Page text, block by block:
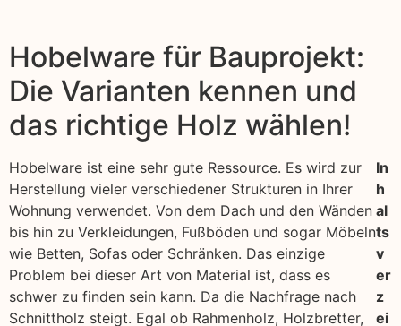
Hobelware für Bauprojekt:
Die Varianten kennen und
das richtige Holz wählen!
Hobelware ist eine sehr gute Ressource. Es wird zur
Herstellung vieler verschiedener Strukturen in Ihrer
Wohnung verwendet. Von dem Dach und den Wänden
bis hin zu Verkleidungen, Fußböden und sogar Möbeln
wie Betten, Sofas oder Schränken. Das einzige
Problem bei dieser Art von Material ist, dass es
schwer zu finden sein kann. Da die Nachfrage nach
Schnittholz steigt. Egal ob Rahmenholz, Holzbretter,
In
h
al
ts
v
er
z
ei